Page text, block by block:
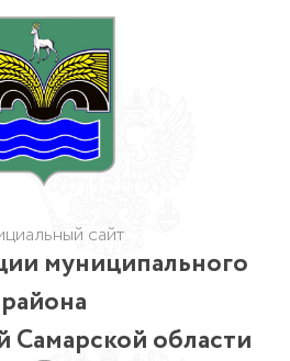
сайт
муниципального
района
Самарской области